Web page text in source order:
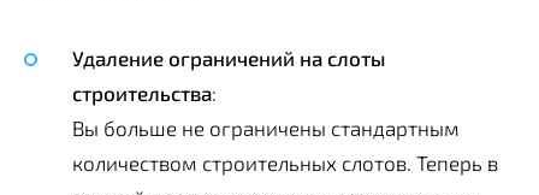
Удаление ограничений на слоты
строительства:
Вы больше не ограничены стандартным
количеством строительных слотов. Теперь в